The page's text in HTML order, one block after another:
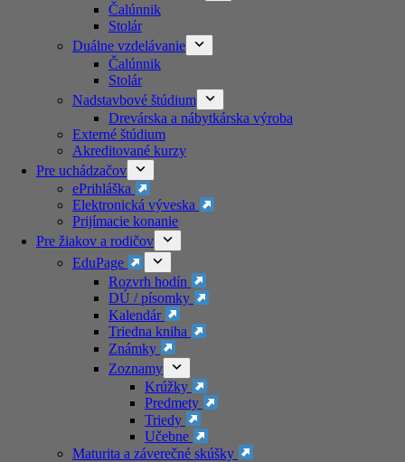
Čalúnnik
Stolár
Duálne vzdelávanie
Čalúnnik
Stolár
Nadstavbové štúdium
Drevárska a nábytkárska výroba
Externé štúdium
Akreditované kurzy​
Pre uchádzačov
ePrihláška
Elektronická výveska
Prijímacie konanie
Pre žiakov a rodičov
EduPage
Rozvrh hodín
DÚ / písomky
Kalendár
Triedna kniha
Známky
Zoznamy
Krúžky
Predmety
Triedy
Učebne
Maturita a záverečné skúšky